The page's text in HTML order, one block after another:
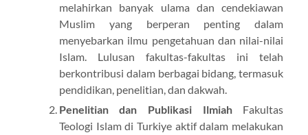
melahirkan banyak ulama dan cendekiawan
Muslim yang berperan penting dalam
menyebarkan ilmu pengetahuan dan nilai-nilai
Islam. Lulusan fakultas-fakultas ini telah
berkontribusi dalam berbagai bidang, termasuk
pendidikan, penelitian, dan dakwah.
Penelitian dan Publikasi IlmiahFakultas
Teologi Islam di Turkiye aktif dalam melakukan